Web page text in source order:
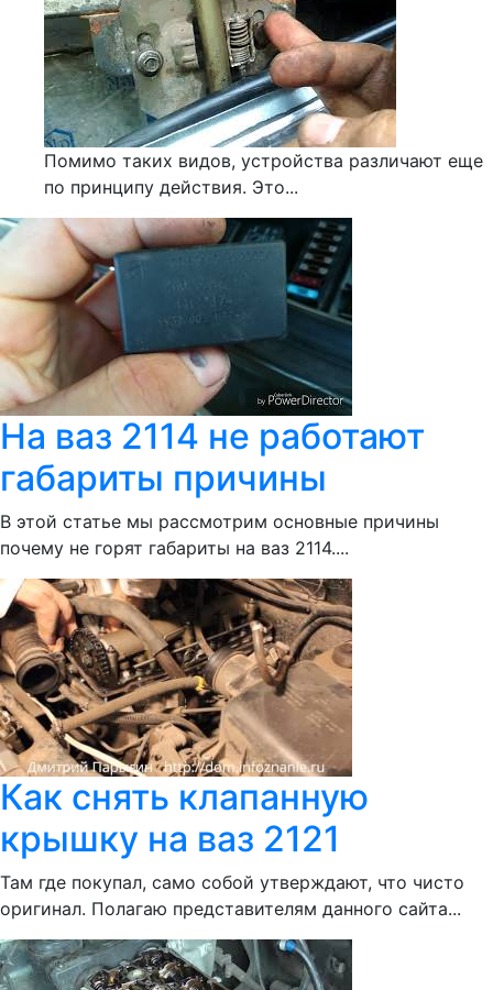
Помимо таких видов, устройства различают еще
по принципу действия. Это...
На ваз 2114 не работают
габариты причины
В этой статье мы рассмотрим основные причины
почему не горят габариты на ваз 2114....
Как снять клапанную
крышку на ваз 2121
Там где покупал, само собой утверждают, что чисто
оригинал. Полагаю представителям данного сайта...